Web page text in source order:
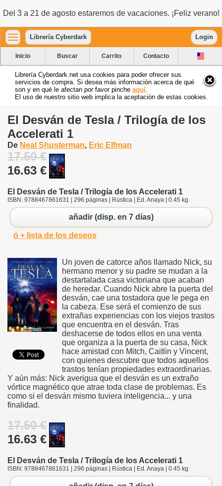
Del 3 a 21 de agosto estaremos de vacaciones. ¡Feliz verano!
Librería Cyberdark Login
Inicio Buscar Carrito Contacto
Librería Cyberdark.net usa cookies para poder ofrecer sus
servicios de compra. Si desea más información acerca de qué
son y en qué le afectan por favor pinche aquí
El uso de nuestro sitio web implica la aceptación de estas cookies.
El Desván de Tesla / Trilogía de los
Accelerati 1
De Neal Shusterman, Eric Elfman
17.50 €
16.63 €
El Desván de Tesla / Trilogía de los Accelerati 1
ISBN: 9788467861631 | 296 páginas | Rústica | Ed. Anaya | 0.45 kg
añadir (disp. en 7 días)
ó + lista de los deseos
Un joven de catorce años llamado Nick, su
hermano menor y su padre se mudan a la
destartalada casa victoriana que acaban
de heredar. Cuando Nick abre la puerta del
desván, cae una tostadora que le pega en
la cabeza. Ese será el comienzo de sus
extrañas experiencias con los viejos trastos
que encuentra en el desván. Tras
deshacerse de todos ellos en una venta
que organiza a la puerta de su casa, Nick
hace amistad con Mitch, Caitlin y Vincent,
con quienes descubre que todos aquellos
trastos tenían propiedades extraordinarias.
Y aún más: Nick averigua que el desván es un extraño
vórtice magnético que atrae toda clase de problemas. Es
como si el desván mismo tuviera inteligencia... y una
finalidad.
17.50 €
16.63 €
El Desván de Tesla / Trilogía de los Accelerati 1
ISBN: 9788467861631 | 296 páginas | Rústica | Ed. Anaya | 0.45 kg